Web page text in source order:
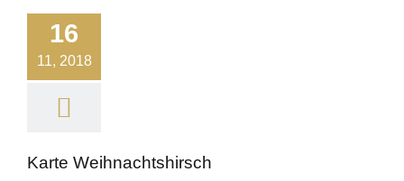
16
11, 2018
Karte Weihnachtshirsch